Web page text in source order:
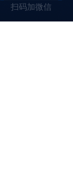
扫码加微信